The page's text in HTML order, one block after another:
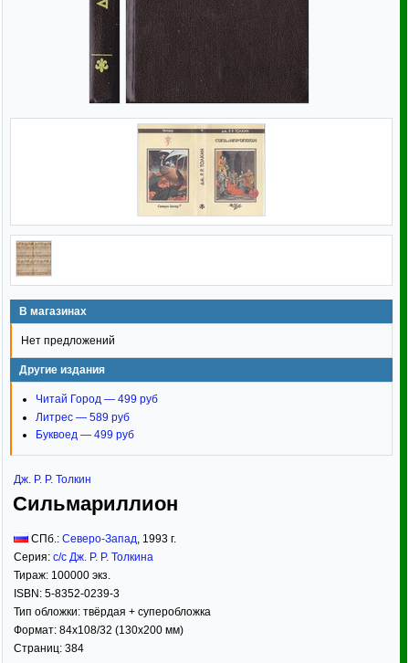
В магазинах
Нет предложений
Другие издания
Читай Город — 499 руб
Литрес — 589 руб
Буквоед — 499 руб
Дж. Р. Р. Толкин
Сильмариллион
СПб.: Северо-Запад 1993 г.
Серия: с/с Дж. Р. Р. Толкина
Тираж: 100000 экз.
ISBN: 5-8352-0239-3
Тип обложки: твёрдая + суперобложка
Формат: 84x108/32 (130x200 мм)
Страниц: 384